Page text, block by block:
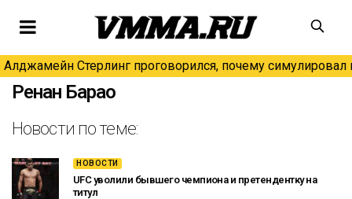
Алджамейн Стерлинг проговорился, почему симулировал
Ренан Барао
Новости по теме:
НОВОСТИ
UFC уволили бывшего чемпиона и претендентку на
титул